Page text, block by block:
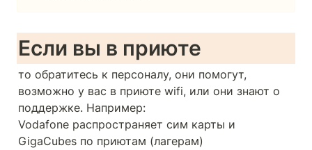
Если вы в приюте
то обратитесь к персоналу, они помогут,
возможно у вас в приюте wifi, или они знают о
поддержке. Например:
Vodafone распространяет сим карты и
GigaCubes по приютам (лагерам)